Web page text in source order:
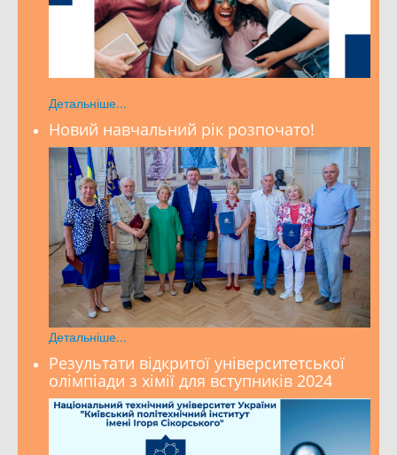
Детальніше...
Новий навчальний рік розпочато!
Детальніше...
Результати відкритої університетської
олімпіади з хімії для вступників 2024